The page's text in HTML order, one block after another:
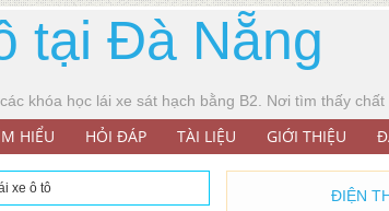
tại Đà Nẵng
khóa học lái xe sát hạch bằng B2. Nơi tìm thấy chất
HIỂU HỎI ĐÁP TÀI LIỆU GIỚI THIỆU
xe ô tô ĐIỆN